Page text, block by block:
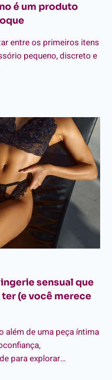
é um produto
entre os primeiros itens
pequeno, discreto e
sensual que
(e você merece
além de uma peça íntima
para explorar…